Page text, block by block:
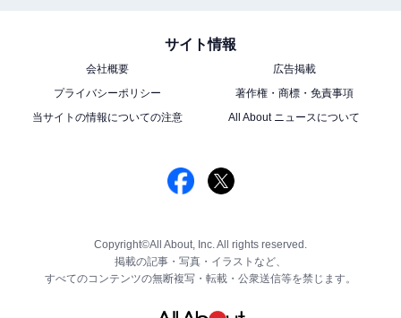
サイト情報
会社概要
広告掲載
プライバシーポリシー
著作権・商標・免責事項
当サイトの情報についての注意
All About ニュースについて
Copyright©All About, Inc. All rights reserved.
掲載の記事・写真・イラストなど、
すべてのコンテンツの無断複写・転載・公衆送信等を禁じます。